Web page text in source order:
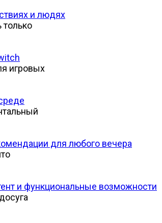
и людях
игровых
для любого вечера
и функциональные возможности